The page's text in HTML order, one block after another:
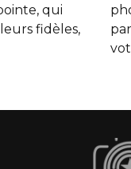
qui
fidèles,